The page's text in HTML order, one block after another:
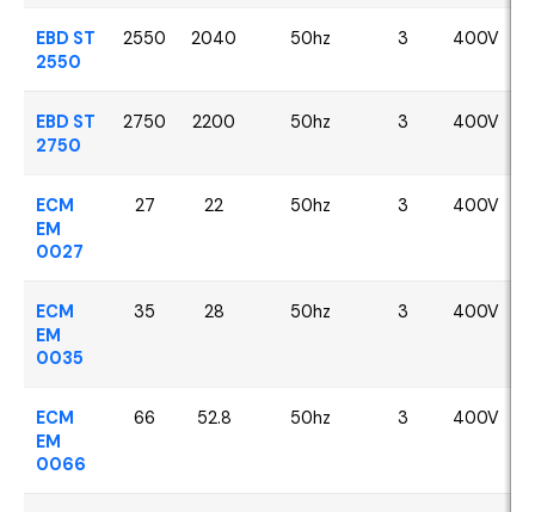
EBD ST
2550
2550 2040 50hz 3 400V
EBD ST
2750
2750 2200 50hz 3 400V
ECM
EM
0027
27 22 50hz 3 400V
ECM
EM
0035
35 28 50hz 3 400V
ECM
EM
0066
66 52.8 50hz 3 400V